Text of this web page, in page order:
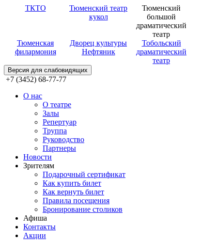
ТКТО
Тюменский театр
кукол
Тюменский
большой
драматический
театр
Тюменская
филармония
Дворец культуры
Нефтяник
Тобольский
драматический
театр
Версия для слабовидящих
+7 (3452) 68-77-77
О нас
О театре
Залы
Репертуар
Труппа
Руководство
Партнеры
Новости
Зрителям
Подарочный сертификат
Как купить билет
Как вернуть билет
Правила посещения
Бронирование столиков
Афиша
Контакты
Акции